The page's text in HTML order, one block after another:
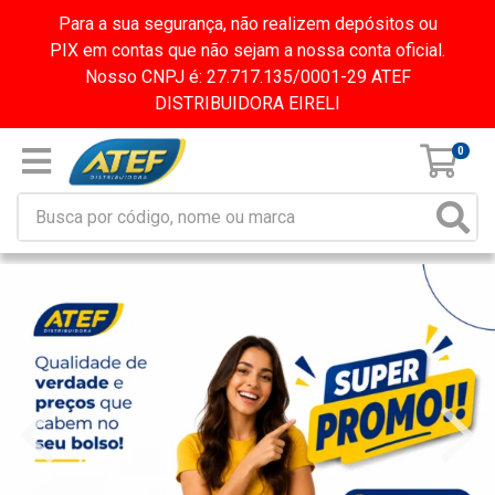
Para a sua segurança, não realizem depósitos ou
PIX em contas que não sejam a nossa conta oficial.
Nosso CNPJ é: 27.717.135/0001-29 ATEF
DISTRIBUIDORA EIRELI
0